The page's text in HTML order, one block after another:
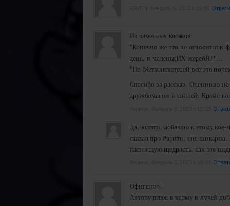
Из заметных косяков:
"Конечно же это не относится к
день, и маленькИХ жеребЯТ"...
"Но Меткоискателей всё это
Спасибо за рассказ. Оцениваю
дружбомагии и соплей. Кроме
Да, кстати, добавлю к этому
сказал про Рэрити, она
настоящую щедрость, как это
Офигенно!
Автору плюс в карму и лучей